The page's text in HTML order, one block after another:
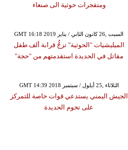
ومتفجرات حوثية الى صنعاء
GMT 16:18 2019 السبت ,26 كانون الثاني / يناير
الميليشيات "الحوثية" تزجُّ قرابة ألف طفل
مقاتل في الحديدة استقدمتهم من "حجة"
GMT 14:39 2018 الثلاثاء ,25 أيلول / سبتمبر
الجيش اليمني يستدعي قوات خاصة للتمركز
على تخوم الحديدة